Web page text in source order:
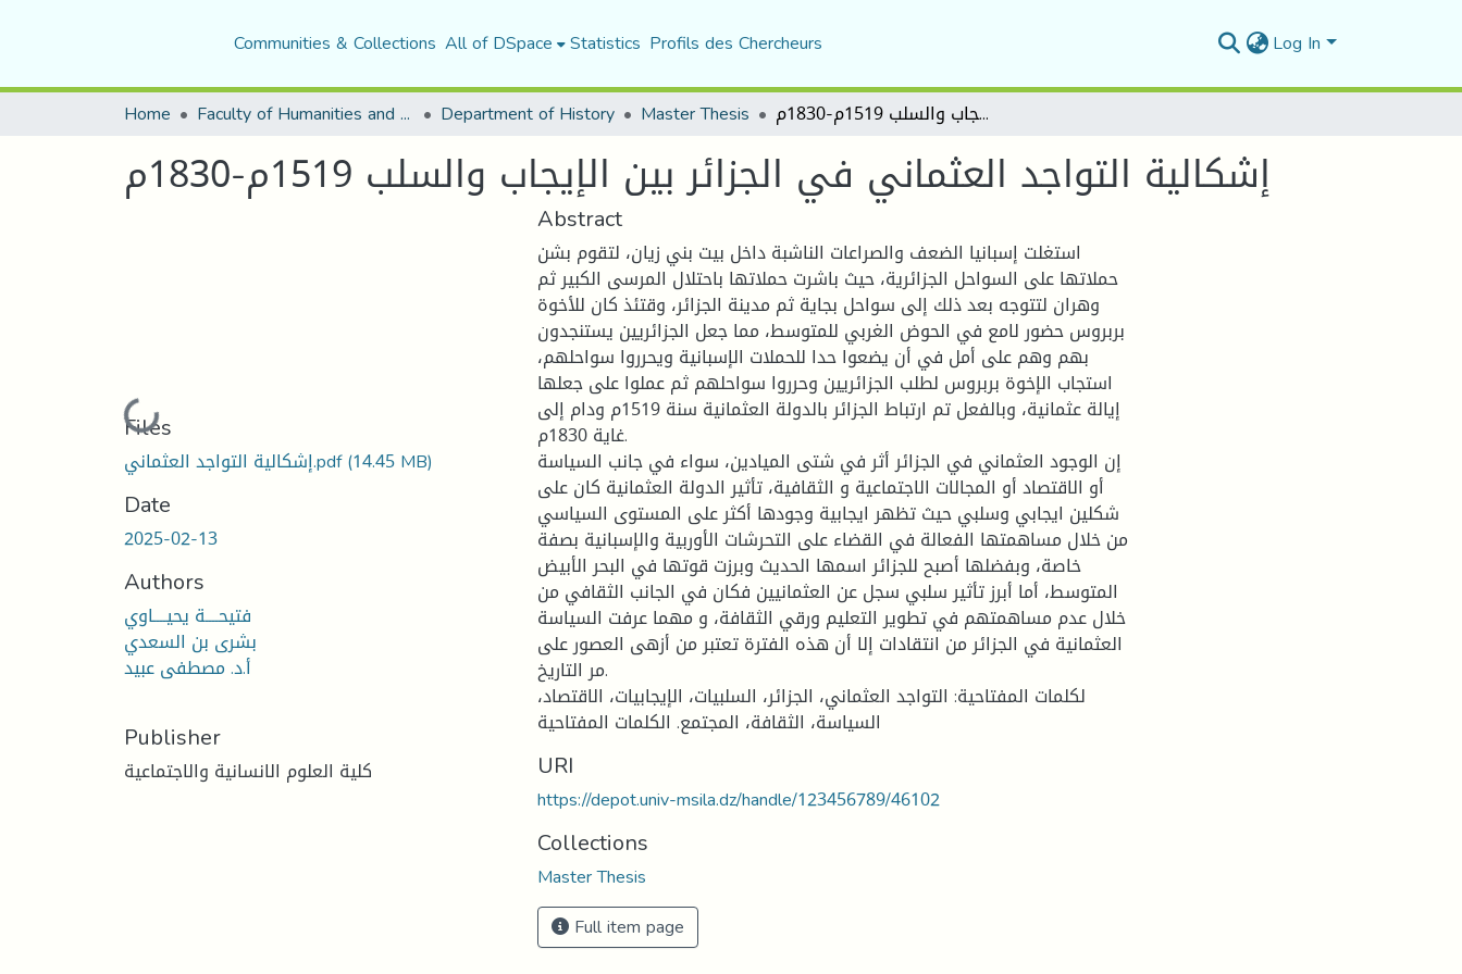
Communities & Collections All of DSpace Statistics Profils des Chercheurs Log In
Home Faculty of Humanities and Social Sciences Department of History Master Thesis إشكالية التواجد العثماني في الجزائر بين الإيجاب والسلب 1519م-1830م
إشكالية التواجد العثماني في الجزائر بين الإيجاب والسلب 1519م-1830م
Loading...
Files
إشكالية التواجد العثماني.pdf(14.45 MB)
Date
2025-02-13
Authors
فتيحــــة يحيــــاوي
بشرى بن السعدي
أ.د. مصطفى عبيد
Publisher
كلية العلوم الانسانية والاجتماعية
Abstract
استغلت إسبانيا الضعف والصراعات الناشبة داخل بيت بني زيان، لتقوم بشن
حملاتها على السواحل الجزائرية، حيث باشرت حملاتها باحتلال المرسى الكبير ثم
وهران لتتوجه بعد ذلك إلى سواحل بجاية ثم مدينة الجزائر، وقتئذ كان للأخوة
بربروس حضور لامع في الحوض الغربي للمتوسط، مما جعل الجزائريين يستنجدون
بهم وهم على أمل في أن يضعوا حدا للحملات الإسبانية ويحرروا سواحلهم،
استجاب الإخوة بربروس لطلب الجزائريين وحرروا سواحلهم ثم عملوا على جعلها
إيالة عثمانية، وبالفعل تم ارتباط الجزائر بالدولة العثمانية سنة 1519م ودام إلى
غاية 1830م.
إن الوجود العثماني في الجزائر أثر في شتى الميادين، سواء في جانب السياسة
أو الاقتصاد أو المجالات الاجتماعية و الثقافية، تأثير الدولة العثمانية كان على
شكلين ايجابي وسلبي حيث تظهر ايجابية وجودها أكثر على المستوى السياسي
من خلال مساهمتها الفعالة في القضاء على التحرشات الأوربية والإسبانية بصفة
خاصة، وبفضلها أصبح للجزائر اسمها الحديث وبرزت قوتها في البحر الأبيض
المتوسط، أما أبرز تأثير سلبي سجل عن العثمانيين فكان في الجانب الثقافي من
خلال عدم مساهمتهم في تطوير التعليم ورقي الثقافة، و مهما عرفت السياسة
العثمانية في الجزائر من انتقادات إلا أن هذه الفترة تعتبر من أزهى العصور على
مر التاريخ.
لكلمات المفتاحية: التواجد العثماني، الجزائر، السلبيات، الإيجابيات، الاقتصاد،
السياسة، الثقافة، المجتمع. الكلمات المفتاحية
URI
https://depot.univ-msila.dz/handle/123456789/46102
Collections
Master Thesis
Full item page